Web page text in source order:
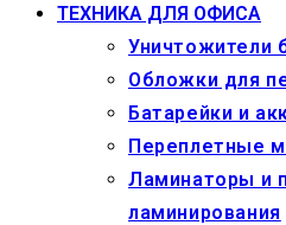
ТЕХНИКА ДЛЯ ОФИСА
Уничтожители
Обложки для
Батарейки и
Переплетные
Ламинаторы и
ламинирования